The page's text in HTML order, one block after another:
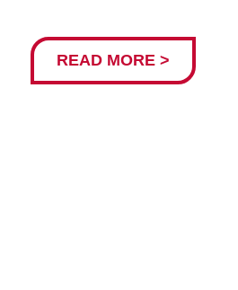
READ MORE >